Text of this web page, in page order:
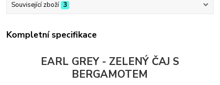
Související zboží 3
Kompletní specifikace
EARL GREY - ZELENÝ ČAJ S
BERGAMOTEM